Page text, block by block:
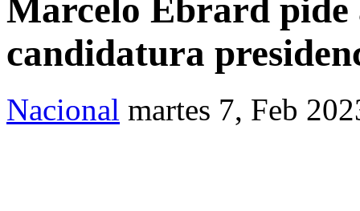
Marcelo Ebrard pide
candidatura
Nacional martes 7, Feb